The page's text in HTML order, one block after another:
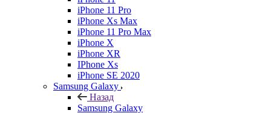
iPhone 11 Pro
iPhone Xs Max
iPhone 11 Pro Max
iPhone X
iPhone XR
IPhone Xs
iPhone SE 2020
Samsung Galaxy
Назад
Samsung Galaxy